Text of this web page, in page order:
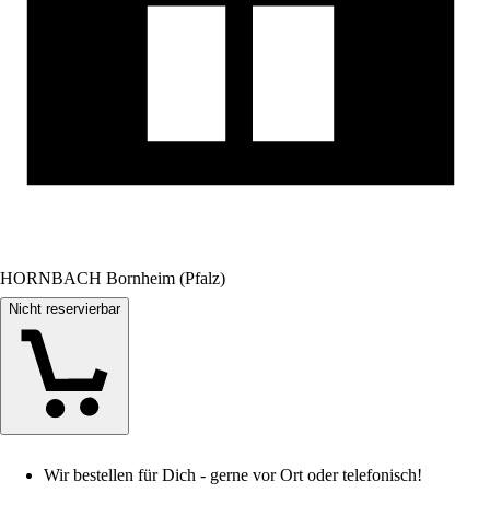
HORNBACH Bornheim (Pfalz)
Nicht reservierbar
Wir bestellen für Dich - gerne vor Ort oder telefonisch!